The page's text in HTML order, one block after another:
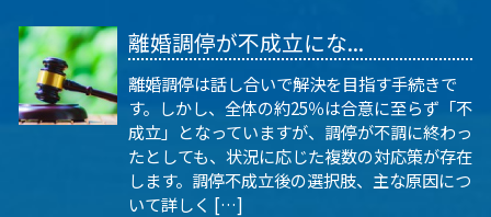
離婚調停が不成立にな...
離婚調停は話し合いで解決を目指す手続きで
す。しかし、全体の約25％は合意に至らず「不
成立」となっていますが、調停が不調に終わっ
たとしても、状況に応じた複数の対応策が存在
します。調停不成立後の選択肢、主な原因につ
いて詳しく […]